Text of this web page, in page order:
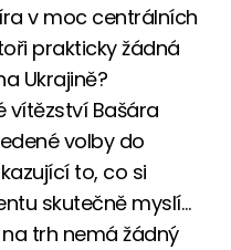
v moc centrálních
prakticky žádná
Ukrajině?
vítězství Bašára
volby do
to, co si
skutečně myslí…
trh nemá žádný